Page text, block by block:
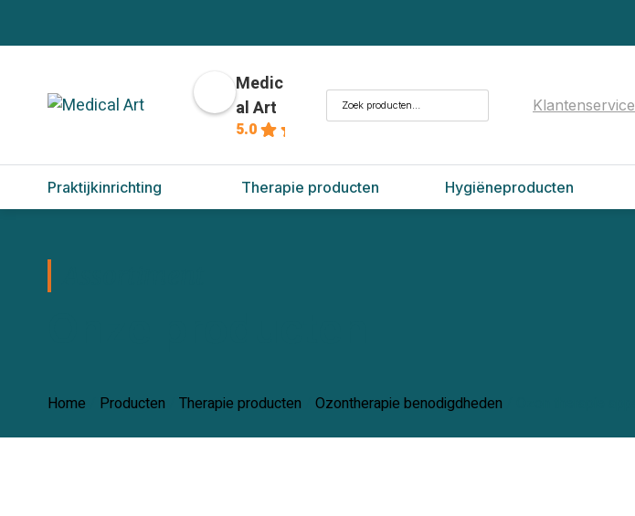
Medic
al Art
5.0
Zoeken
naar:
Klantenservice
Praktijkinrichting Therapie producten Hygiëneproducten
Home Producten Therapie producten Ozontherapie benodigdheden